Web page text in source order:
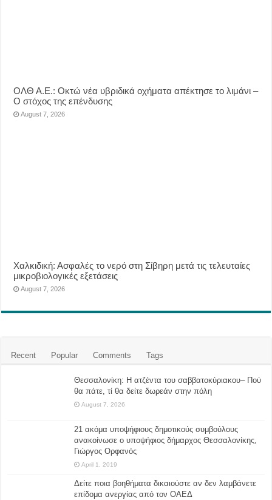
ΟΛΘ Α.Ε.: Οκτώ νέα υβριδικά οχήματα απέκτησε το λιμάνι –
Ο στόχος της επένδυσης
August 7, 2026
Χαλκιδική: Ασφαλές το νερό στη Σίβηρη μετά τις τελευταίες
μικροβιολογικές εξετάσεις
August 7, 2026
Recent Popular Comments Tags
Θεσσαλονίκη: Η ατζέντα του σαββατοκύριακου– Πού
θα πάτε, τί θα δείτε δωρεάν στην πόλη
August 7, 2026
21 ακόμα υποψήφιους δημοτικούς συμβούλους
ανακοίνωσε ο υποψήφιος δήμαρχος Θεσσαλονίκης,
Γιώργος Ορφανός
April 1, 2019
Δείτε ποια βοηθήματα δικαιούστε αν δεν λαμβάνετε
επίδομα ανεργίας από τον ΟΑΕΔ